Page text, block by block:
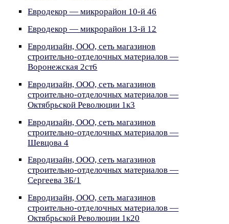
Евродекор — микрорайон 10-й 46
Евродекор — микрорайон 13-й 12
Евродизайн, ООО, сеть магазинов
строительно-отделочных материалов —
Воронежская 2ст6
Евродизайн, ООО, сеть магазинов
строительно-отделочных материалов —
Октябрьской Революции 1к3
Евродизайн, ООО, сеть магазинов
строительно-отделочных материалов —
Шевцова 4
Евродизайн, ООО, сеть магазинов
строительно-отделочных материалов —
Сергеева 3Б/1
Евродизайн, ООО, сеть магазинов
строительно-отделочных материалов —
Октябрьской Революции 1к20